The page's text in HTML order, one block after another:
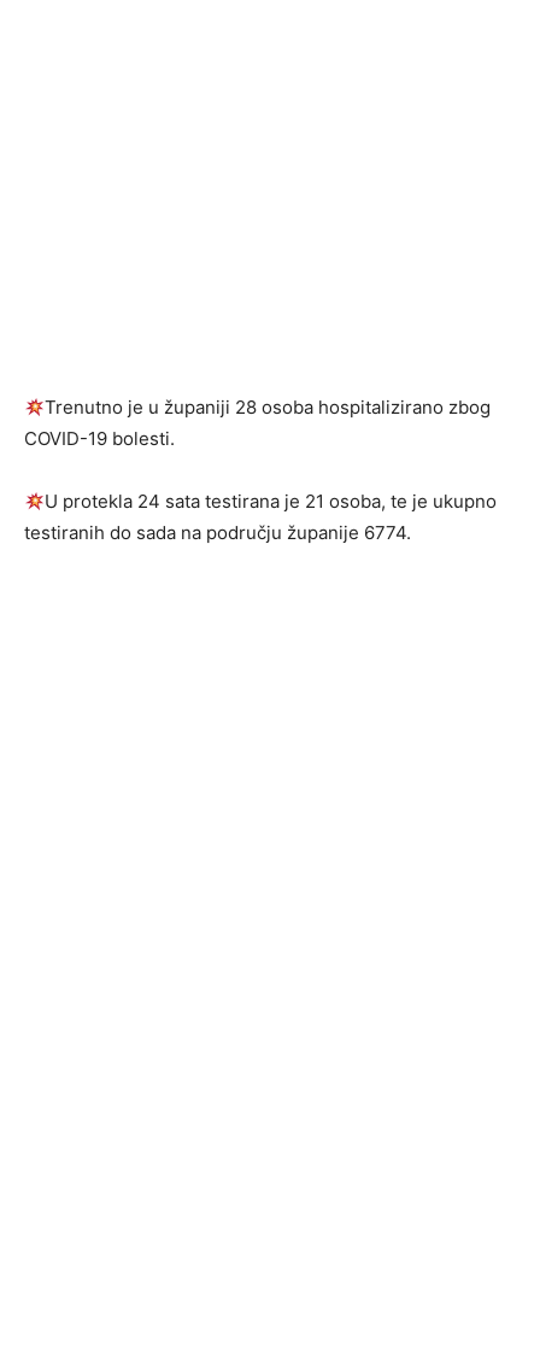
Trenutno je u županiji 28 osoba hospitalizirano zbog
COVID-19 bolesti.
U protekla 24 sata testirana je 21 osoba, te je ukupno
testiranih do sada na području županije 6774.